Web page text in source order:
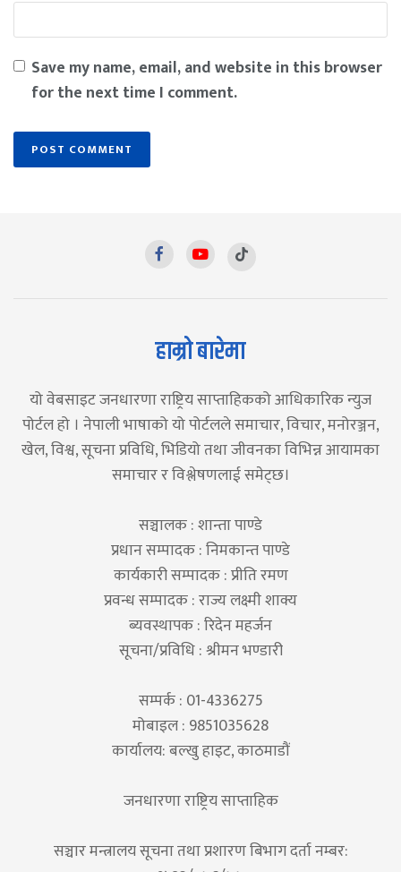
Save my name, email, and website in this browser
for the next time I comment.
हाम्रो बारेमा
यो वेबसाइट जनधारणा राष्ट्रिय साप्ताहिकको आधिकारिक न्युज
पोर्टल हो । नेपाली भाषाको यो पोर्टलले समाचार, विचार, मनोरञ्जन,
खेल, विश्व, सूचना प्रविधि, भिडियो तथा जीवनका विभिन्न आयामका
समाचार र विश्लेषणलाई समेट्छ।
सञ्चालक : शान्ता पाण्डे
प्रधान सम्पादक : निमकान्त पाण्डे
कार्यकारी सम्पादक : प्रीति रमण
प्रवन्ध सम्पादक : राज्य लक्ष्मी शाक्य
ब्यवस्थापक : रिदेन महर्जन
सूचना/प्रविधि : श्रीमन भण्डारी
सम्पर्क : 01-4336275
मोबाइल : 9851035628
कार्यालय: बल्खु हाइट, काठमाडौं
जनधारणा राष्ट्रिय साप्ताहिक
सञ्चार मन्त्रालय सूचना तथा प्रशारण बिभाग दर्ता नम्बर: